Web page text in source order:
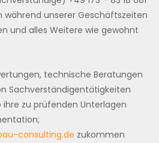
während unserer Geschäftszeiten
und alles Weitere wie gewohnt
technische Beratungen
Sachverständigentätigkeiten
ihre zu prüfenden Unterlagen
consulting.de zukommen